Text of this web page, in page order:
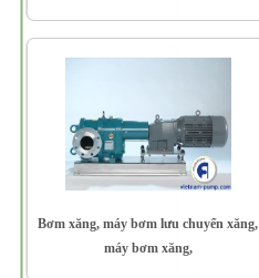
Bơm xăng, máy bơm lưu chuyển xăng,
máy bơm xăng,